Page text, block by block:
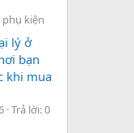
kiện
lý ở
bạn
khi mua
Trả lời: 0